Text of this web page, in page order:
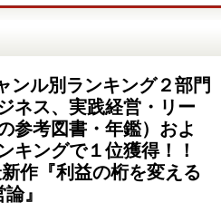
ンル別ランキング２部門
ネス、実践経営・リー
参考図書・年鑑）およ
キングで１位獲得！！
作『利益の桁を変える
』